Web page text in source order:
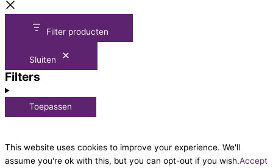
Filter producten
Sluiten
Filters
Toepassen
This website uses cookies to improve your experience. We'll
assume you're ok with this, but you can opt-out if you wish.Accept